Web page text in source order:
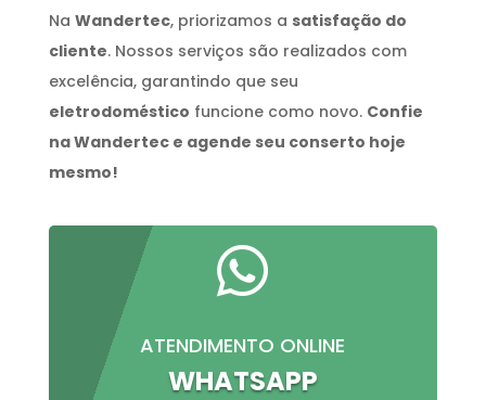
Na Wandertec, priorizamos a satisfação do
cliente. Nossos serviços são realizados com
excelência, garantindo que seu
eletrodoméstico funcione como novo. Confie
na Wandertec e agende seu conserto hoje
mesmo!

ATENDIMENTO ONLINE
WHATSAPP